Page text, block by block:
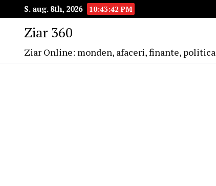
S. aug. 8th, 2026 10:43:43 PM
Ziar 360
Ziar Online: monden, afaceri, finante, politica